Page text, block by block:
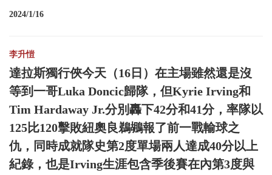
2024/1/16
李升愷
達拉斯獨行俠今天（16日）在主場雖然還是沒
等到一哥Luka Doncic歸隊，但Kyrie Irving和
Tim Hardaway Jr.分別轟下42分和41分，率隊以
125比120擊敗紐奧良鵜鶘報了前一戰輸球之
仇，同時成就隊史第2度單場兩人達成40分以上
紀錄，也是Irving生涯包含季後賽在內第3度與